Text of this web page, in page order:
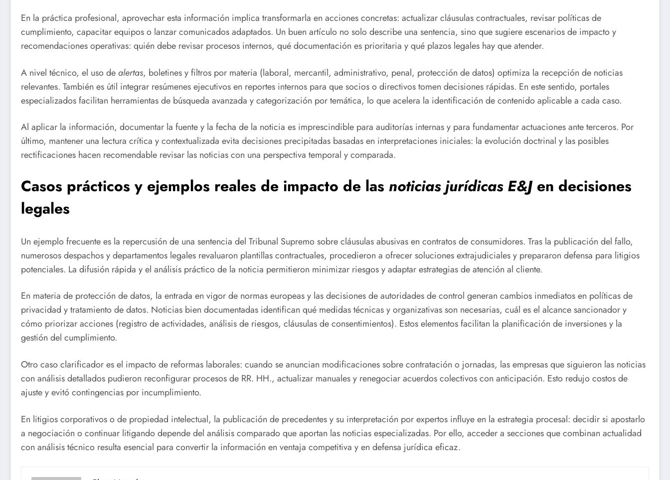
En la práctica profesional, aprovechar esta información implica transformarla en acciones concretas: actualizar cláusulas contractuales, revisar políticas de
cumplimiento, capacitar equipos o lanzar comunicados adaptados. Un buen artículo no solo describe una sentencia, sino que sugiere escenarios de impacto y
recomendaciones operativas: quién debe revisar procesos internos, qué documentación es prioritaria y qué plazos legales hay que atender.
A nivel técnico, el uso dealertas, boletines y filtros por materia (laboral, mercantil, administrativo, penal, protección de datos) optimiza la recepción de noticias
relevantes. También es útil integrar resúmenes ejecutivos en reportes internos para que socios o directivos tomen decisiones rápidas. En este sentido, portales
especializados facilitan herramientas de búsqueda avanzada y categorización por temática, lo que acelera la identificación de contenido aplicable a cada caso.
Al aplicar la información, documentar la fuente y la fecha de la noticia es imprescindible para auditorías internas y para fundamentar actuaciones ante terceros. Por
último, mantener una lectura crítica y contextualizada evita decisiones precipitadas basadas en interpretaciones iniciales: la evolución doctrinal y las posibles
rectificaciones hacen recomendable revisar las noticias con una perspectiva temporal y comparada.
Casos prácticos y ejemplos reales de impacto de las noticias jurídicas E&Jen decisiones
legales
Un ejemplo frecuente es la repercusión de una sentencia del Tribunal Supremo sobre cláusulas abusivas en contratos de consumidores. Tras la publicación del fallo,
numerosos despachos y departamentos legales revaluaron plantillas contractuales, procedieron a ofrecer soluciones extrajudiciales y prepararon defensa para litigios
potenciales. La difusión rápida y el análisis práctico de la noticia permitieron minimizar riesgos y adaptar estrategias de atención al cliente.
En materia de protección de datos, la entrada en vigor de normas europeas y las decisiones de autoridades de control generan cambios inmediatos en políticas de
privacidad y tratamiento de datos. Noticias bien documentadas identifican qué medidas técnicas y organizativas son necesarias, cuál es el alcance sancionador y
cómo priorizar acciones (registro de actividades, análisis de riesgos, cláusulas de consentimientos). Estos elementos facilitan la planificación de inversiones y la
gestión del cumplimiento.
Otro caso clarificador es el impacto de reformas laborales: cuando se anuncian modificaciones sobre contratación o jornadas, las empresas que siguieron las noticias
con análisis detallados pudieron reconfigurar procesos de RR. HH., actualizar manuales y renegociar acuerdos colectivos con anticipación. Esto redujo costos de
ajuste y evitó contingencias por incumplimiento.
En litigios corporativos o de propiedad intelectual, la publicación de precedentes y su interpretación por expertos influye en la estrategia procesal: decidir si apostarlo
a negociación o continuar litigando depende del análisis comparado que aportan las noticias especializadas. Por ello, acceder a secciones que combinan actualidad
con análisis técnico resulta esencial para convertir la información en ventaja competitiva y en defensa jurídica eficaz.